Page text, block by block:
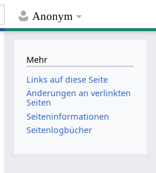
Anonym
Mehr
Links auf diese Seite
Änderungen an verlinkten
Seiten
Seiten­­informationen
Seitenlogbücher